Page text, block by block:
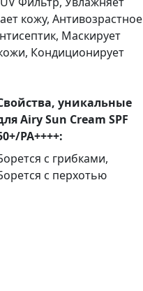
кожу, Антивозрастное
, Маскирует
, Кондиционирует
уникальные
Airy Sun Cream SPF
PA++++:
с грибками,
с перхотью